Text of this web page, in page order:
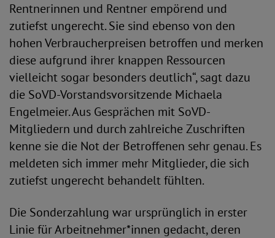
Rentnerinnen und Rentner empörend und
zutiefst ungerecht. Sie sind ebenso von den
hohen Verbraucherpreisen betroffen und merken
diese aufgrund ihrer knappen Ressourcen
vielleicht sogar besonders deutlich“, sagt dazu
die SoVD-Vorstandsvorsitzende Michaela
Engelmeier. Aus Gesprächen mit SoVD-
Mitgliedern und durch zahlreiche Zuschriften
kenne sie die Not der Betroffenen sehr genau. Es
meldeten sich immer mehr Mitglieder, die sich
zutiefst ungerecht behandelt fühlten.
Die Sonderzahlung war ursprünglich in erster
Linie für Arbeitnehmer*innen gedacht, deren